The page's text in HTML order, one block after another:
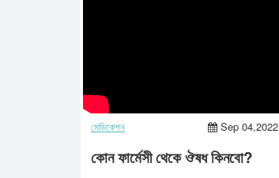
মেডিকেশন Sep 04,2022
কোন ফার্মেসী থেকে ঔষধ কিনবো?